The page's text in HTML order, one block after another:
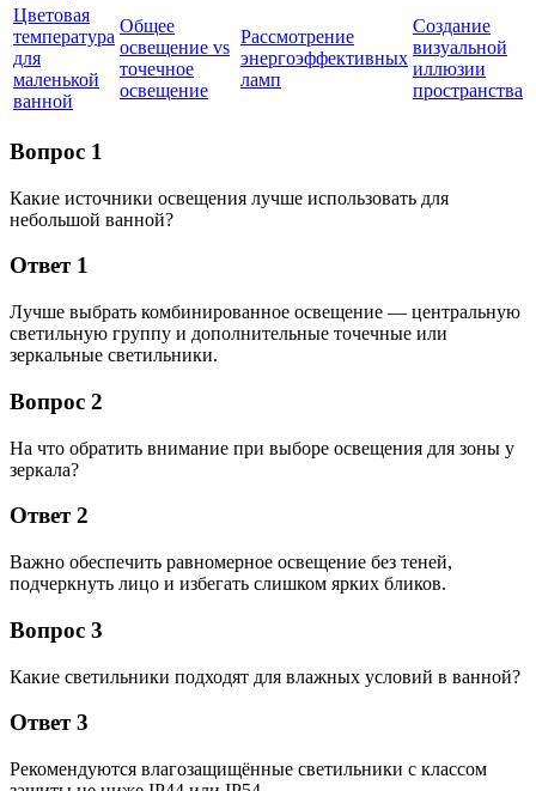
Цветовая
температура
для
маленькой
ванной
Общее
освещение vs
точечное
освещение
Рассмотрение
энергоэффективных
ламп
Создание
визуальной
иллюзии
пространства
Вопрос 1
Какие источники освещения лучше использовать для
небольшой ванной?
Ответ 1
Лучше выбрать комбинированное освещение — центральную
светильную группу и дополнительные точечные или
зеркальные светильники.
Вопрос 2
На что обратить внимание при выборе освещения для зоны у
зеркала?
Ответ 2
Важно обеспечить равномерное освещение без теней,
подчеркнуть лицо и избегать слишком ярких бликов.
Вопрос 3
Какие светильники подходят для влажных условий в ванной?
Ответ 3
Рекомендуются влагозащищённые светильники с классом